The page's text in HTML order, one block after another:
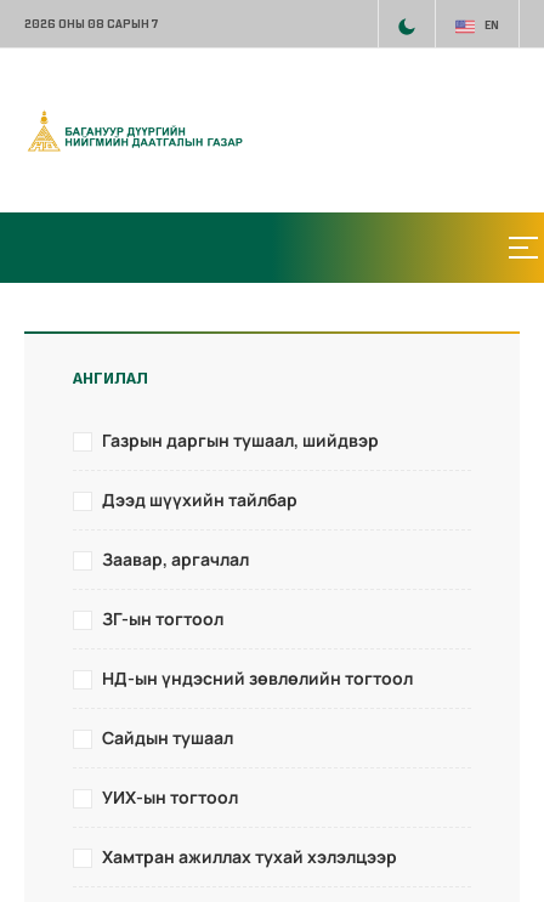
2026 ОНЫ 08 САРЫН 7 EN
АНГИЛАЛ
Газрын даргын тушаал, шийдвэр
Дээд шүүхийн тайлбар
Заавар, аргачлал
ЗГ-ын тогтоол
НД-ын үндэсний зөвлөлийн тогтоол
Сайдын тушаал
УИХ-ын тогтоол
Хамтран ажиллах тухай хэлэлцээр